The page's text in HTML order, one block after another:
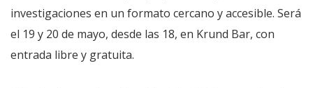
investigaciones en un formato cercano y accesible. Será
el 19 y 20 de mayo, desde las 18, en Krund Bar, con
entrada libre y gratuita.